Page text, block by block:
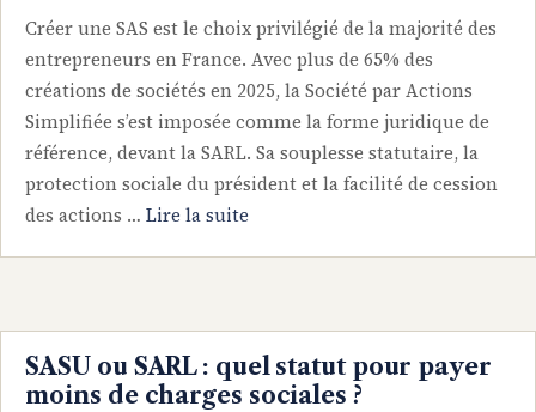
Créer une SAS est le choix privilégié de la majorité des
entrepreneurs en France. Avec plus de 65% des
créations de sociétés en 2025, la Société par Actions
Simplifiée s’est imposée comme la forme juridique de
référence, devant la SARL. Sa souplesse statutaire, la
protection sociale du président et la facilité de cession
des actions …Lire la suite
SASU ou SARL : quel statut pour payer
moins de charges sociales ?